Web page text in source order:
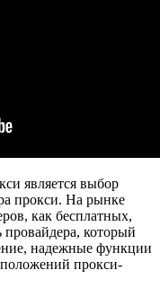
является выбор
прокси. На рынке
как бесплатных,
который
надежные функции
прокси-